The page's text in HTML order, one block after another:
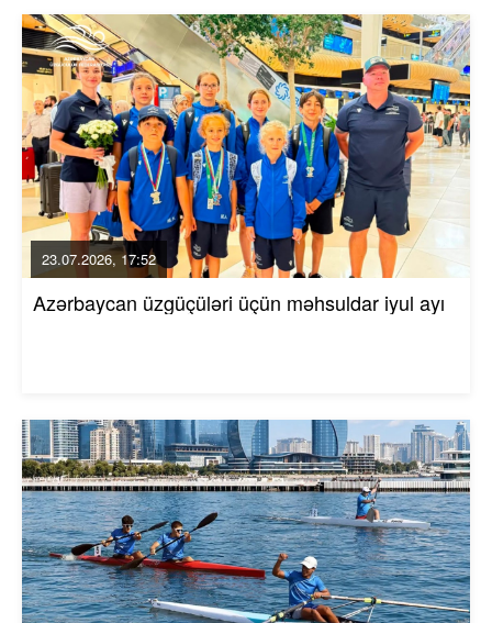
23.07.2026, 17:52
Azərbaycan üzgüçüləri üçün məhsuldar iyul ayı